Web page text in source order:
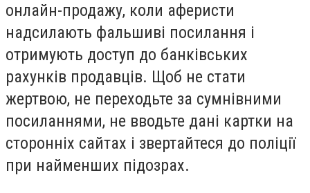
онлайн-продажу, коли аферисти
надсилають фальшиві посилання і
отримують доступ до банківських
рахунків продавців. Щоб не стати
жертвою, не переходьте за сумнівними
посиланнями, не вводьте дані картки на
сторонніх сайтах і звертайтеся до поліції
при найменших підозрах.